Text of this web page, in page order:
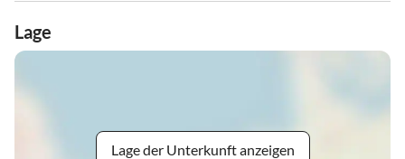
Lage
Lage der Unterkunft anzeigen